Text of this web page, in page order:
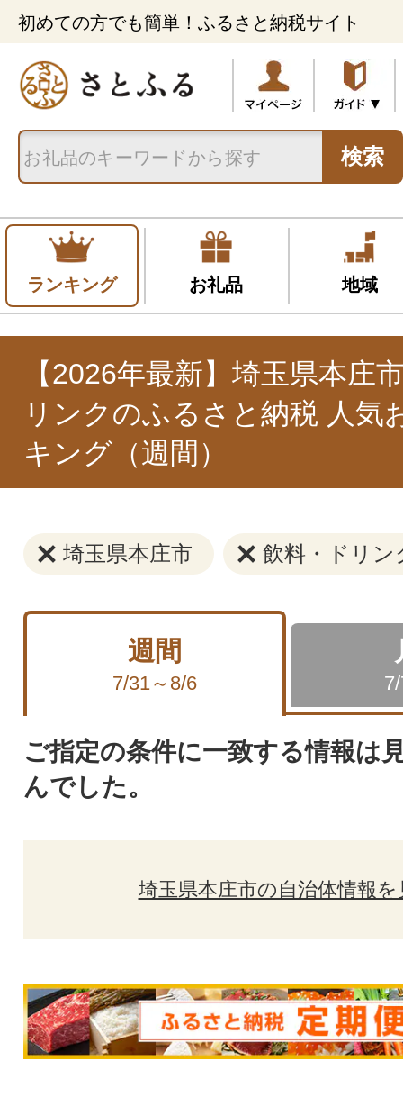
初めての方でも簡単！ふるさと納税サイト
検索
ランキング お礼品 地域
【2026年最新】埼玉県本庄
リンクのふるさと納税 人気
キング（週間）
埼玉県本庄市 飲料・ドリン
週間
7/31～8/6
ご指定の条件に一致する情報は
んでした。
埼玉県本庄市の自治体情報を